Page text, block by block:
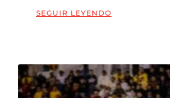
SEGUIR LEYENDO